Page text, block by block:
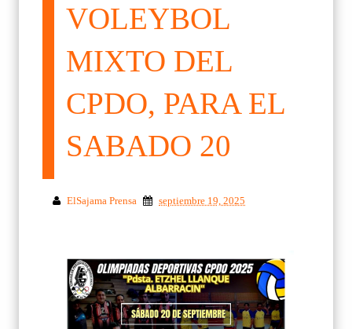
VOLEYBOL
MIXTO DEL
CPDO, PARA EL
SABADO 20
ElSajama Prensa septiembre 19, 2025